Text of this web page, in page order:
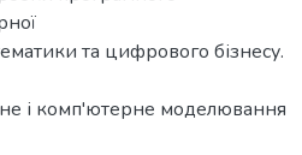
та цифрового бізнесу.
і комп'ютерне моделювання